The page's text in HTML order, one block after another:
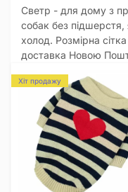
Светр - для дому з
собак без підшерстя,
холод. Розмірна
доставка Новою
Хіт продажу